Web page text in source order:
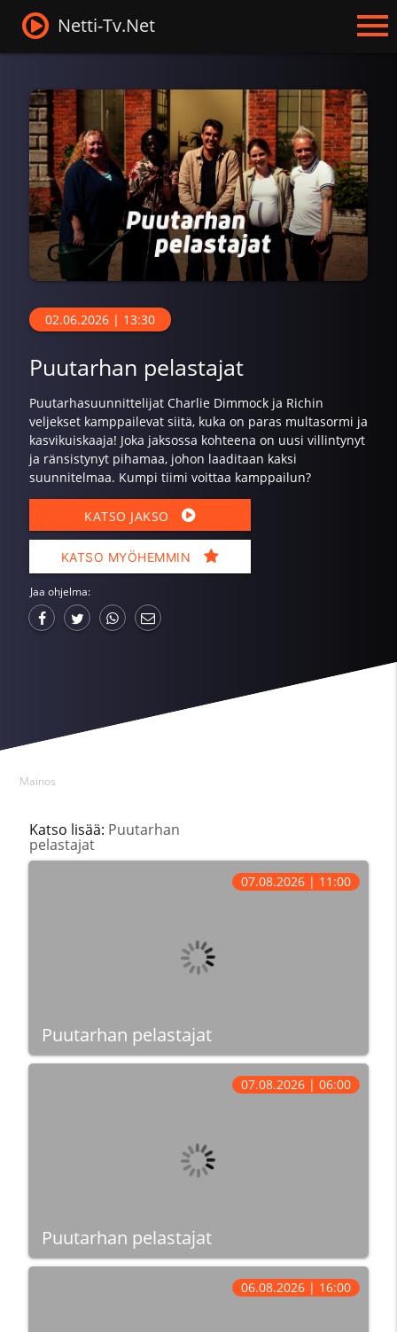
Netti-Tv.Net
02.06.2026 | 13:30
Puutarhan pelastajat
Puutarhasuunnittelijat Charlie Dimmock ja Richin
veljekset kamppailevat siitä, kuka on paras multasormi ja
kasvikuiskaaja! Joka jaksossa kohteena on uusi villintynyt
ja ränsistynyt pihamaa, johon laaditaan kaksi
suunnitelmaa. Kumpi tiimi voittaa kamppailun?
KATSO JAKSO
KATSO MYÖHEMMIN
Jaa ohjelma:
Mainos
Katso lisää: Puutarhan
pelastajat
Puutarhan pelastajat
07.08.2026 | 11:00
Puutarhan pelastajat
07.08.2026 | 06:00
06.08.2026 | 16:00